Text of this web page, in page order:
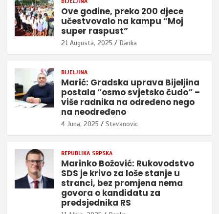
Ove godine, preko 200 djece
učestvovalo na kampu “Moj
super raspust”
21 Augusta, 2025 Danka
BIJELJINA
Marić: Gradska uprava Bijeljina
postala “osmo svjetsko čudo” –
više radnika na određeno nego
na neodređeno
4 Juna, 2025 Stevanovic
REPUBLIKA SRPSKA
Marinko Božović: Rukovodstvo
SDS je krivo za loše stanje u
stranci, bez promjena nema
govora o kandidatu za
predsjednika RS